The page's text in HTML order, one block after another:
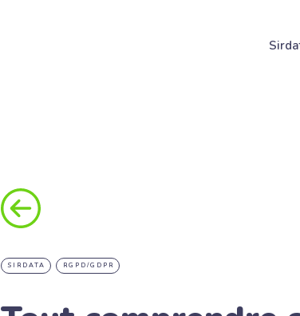
SIRDATA RGPD/GDPR